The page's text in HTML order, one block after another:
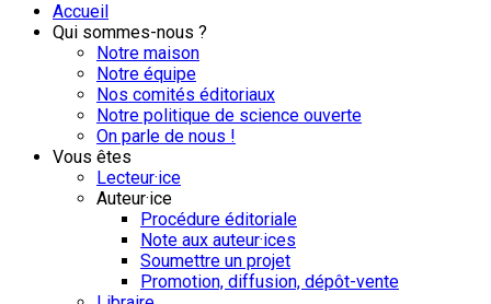
Accueil
Qui sommes-nous ?
Notre maison
Notre équipe
Nos comités éditoriaux
Notre politique de science ouverte
On parle de nous !
Vous êtes
Lecteur·ice
Auteur·ice
Procédure éditoriale
Note aux auteur·ices
Soumettre un projet
Promotion, diffusion, dépôt-vente